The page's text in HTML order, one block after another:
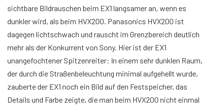
sichtbare Bildrauschen beim EX1 langsamer an, wenn es
dunkler wird, als beim HVX200. Panasonics HVX200 ist
dagegen lichtschwach und rauscht im Grenzbereich deutlich
mehr als der Konkurrent von Sony. Hier ist der EX1
unangefochtener Spitzenreiter: In einem sehr dunklen Raum,
der durch die Straßenbeleuchtung minimal aufgehellt wurde,
zauberte der EX1 noch ein Bild auf den Festspeicher, das
Details und Farbe zeigte, die man beim HVX200 nicht einmal